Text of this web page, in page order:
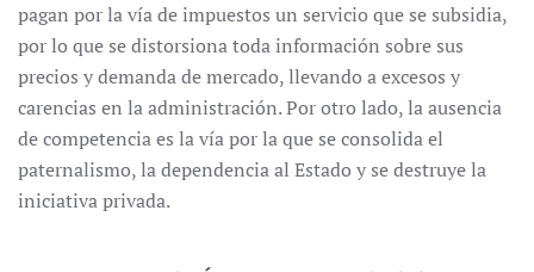
pagan por la vía de impuestos un servicio que se subsidia,
por lo que se distorsiona toda información sobre sus
precios y demanda de mercado, llevando a excesos y
carencias en la administración. Por otro lado, la ausencia
de competencia es la vía por la que se consolida el
paternalismo, la dependencia al Estado y se destruye la
iniciativa privada.